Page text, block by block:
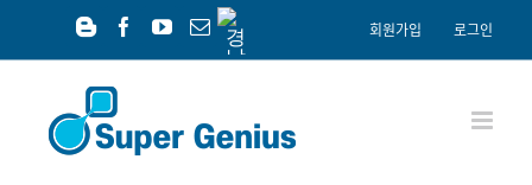
content
YouTube
메
경
남
공
회원가입 로그인